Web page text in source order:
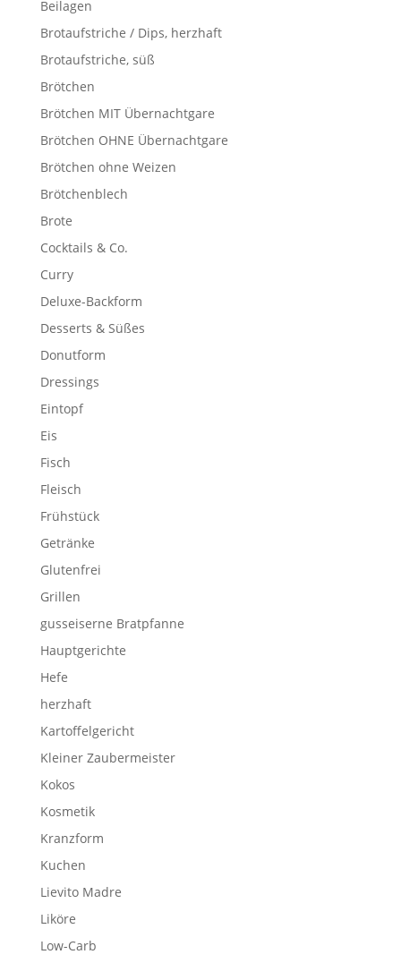
Beilagen
Brotaufstriche / Dips, herzhaft
Brotaufstriche, süß
Brötchen
Brötchen MIT Übernachtgare
Brötchen OHNE Übernachtgare
Brötchen ohne Weizen
Brötchenblech
Brote
Cocktails & Co.
Curry
Deluxe-Backform
Desserts & Süßes
Donutform
Dressings
Eintopf
Eis
Fisch
Fleisch
Frühstück
Getränke
Glutenfrei
Grillen
gusseiserne Bratpfanne
Hauptgerichte
Hefe
herzhaft
Kartoffelgericht
Kleiner Zaubermeister
Kokos
Kosmetik
Kranzform
Kuchen
Lievito Madre
Liköre
Low-Carb